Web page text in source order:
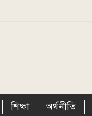
শিক্ষা অর্থনীতি